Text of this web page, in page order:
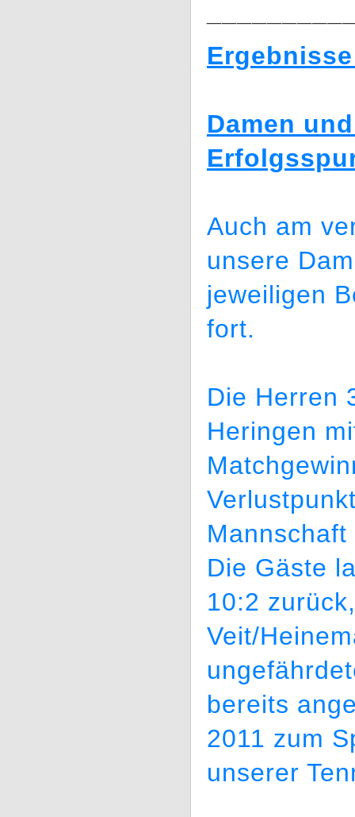
Damen
Auch am
unsere
jeweiligen
fort.
Die Herren
Heringen
Die Gäste
10:2
Veit/
bereits
2011 zum
unserer